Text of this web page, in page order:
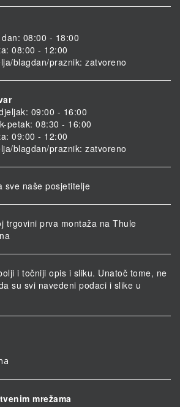
08:00 - 18:00
08:00 - 12:00
blagdan/praznik: zatvoreno
09:00 - 16:00
petak: 08:30 - 16:00
09:00 - 12:00
blagdan/praznik: zatvoreno
sve naše posjetitelje
trgovini prva montaža na Thule
i točniji opis i sliku. Unatoč tome, ne
su svi navedeni podaci i slike u
mrežama